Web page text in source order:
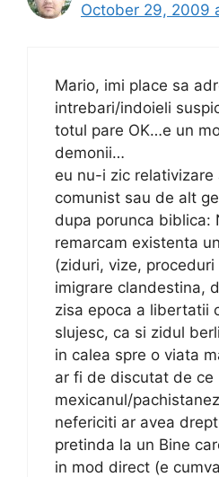
October 29, 2009
Mario, imi place sa
intrebari/indoieli
totul pare OK…e un
demonii…
eu nu-i zic relativizare
comunist sau de alt
dupa porunca
remarcam existenta
(ziduri, vize,
imigrare clandestina,
zisa epoca a libertatii
slujesc, ca si zidul
in calea spre o viata
ar fi de discutat de ce
mexicanul/
nefericiti ar avea
pretinda la un Bine
in mod direct (e